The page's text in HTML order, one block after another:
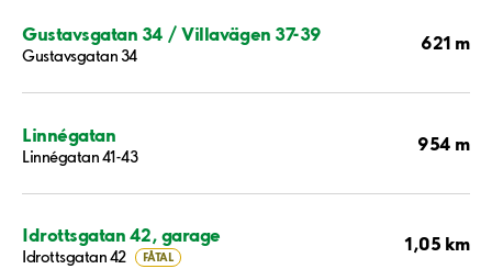
Gustavsgatan 34 / Villavägen 37-39
Gustavsgatan 34
621 m
Linnégatan
Linnégatan 41-43
954 m
Idrottsgatan 42, garage
Idrottsgatan 42 FÅTAL
1,05 km